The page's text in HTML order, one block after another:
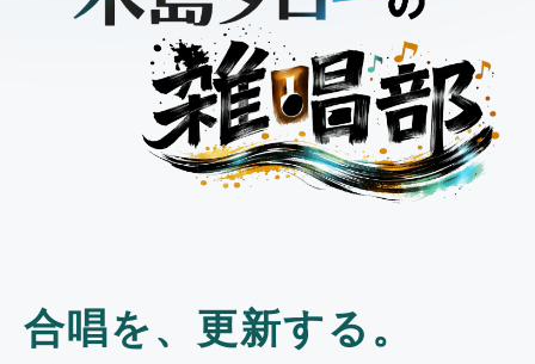
合唱を、更新する。